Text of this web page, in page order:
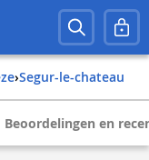
› segur-le-chateau
Beoordelingen en